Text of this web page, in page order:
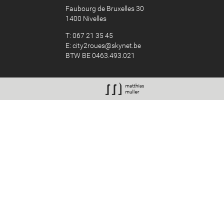
Faubourg de Bruxelles 30
1400 Nivelles
T: 067 21 35 45
E: city2roues@skynet.be
BTW BE 0463.493.021